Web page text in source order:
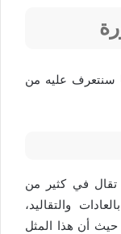
سنتعرف عليه من
تقال في كثير من
والتقاليد،
حيث أن هذا المثل